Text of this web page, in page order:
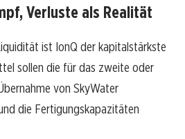
Verluste als Realität
ist IonQ der kapitalstärkste
sollen die für das zweite oder
von SkyWater
die Fertigungskapazitäten